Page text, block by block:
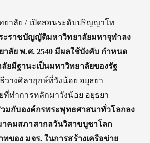
ยาลัย / เปิดสอนระดับปริญญาโท
ะราชบัญญัติมหาวิทยาลัยมหาจุฬาลง
ลัย พ.ศ. 2540 มีผลใช้บังคับ กำหนด
ยมีฐานะเป็นมหาวิทยาลัยของรัฐ
วางศิลาฤกษ์ที่วังน้อย อยุธยา
ที่ทำการหลักมาวังน้อย อยุธยา
วมกับองค์กรพระพุทธศาสนาทั่วโลกลง
าคมสภาสากลวันวิสาขบูชาโลก
ของ มจร. ในการสร้างเครือข่าย